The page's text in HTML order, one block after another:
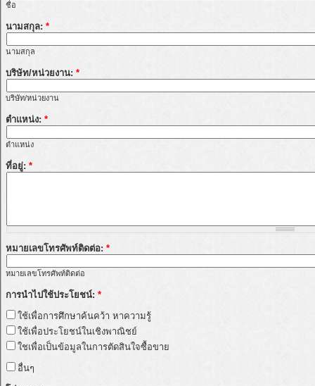
ชื่อ
นามสกุล:*
นามสกุล
บริษัท/หน่วยงาน:*
บริษัท/หน่วยงาน
ตำแหน่ง:*
ตำแหน่ง
ที่อยู่:*
หมายเลขโทรศัพท์ติดต่อ:*
หมายเลขโทรศัพท์ติดต่อ
การนำไปใช้ประโยชน์:*
ใช้เพื่อการศึกษาค้นคว้า หาความรู้
ใช้เพื่อประโยชน์ในเชิงพาณิชย์
ใชเพื่อเป็นข้อมูลในการตัดสินใจซื้อขาย
อื่นๆ